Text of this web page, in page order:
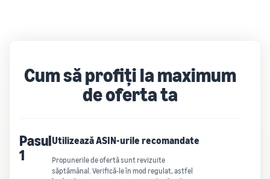
Cum să profiți la maximum
de oferta ta
Pasul
1
Utilizează ASIN-urile recomandate
Propunerile de ofertă sunt revizuite
săptămânal. Verifică-le în mod regulat, astfel